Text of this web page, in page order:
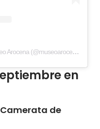
Una publicación compartida por Museo Arocena (@museoarocena)
en
de